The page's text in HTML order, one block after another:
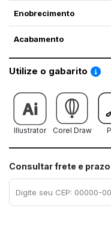
Enobrecimento
Acabamento
Utilize o gabarito
Illustrator Corel Draw
Consultar frete e